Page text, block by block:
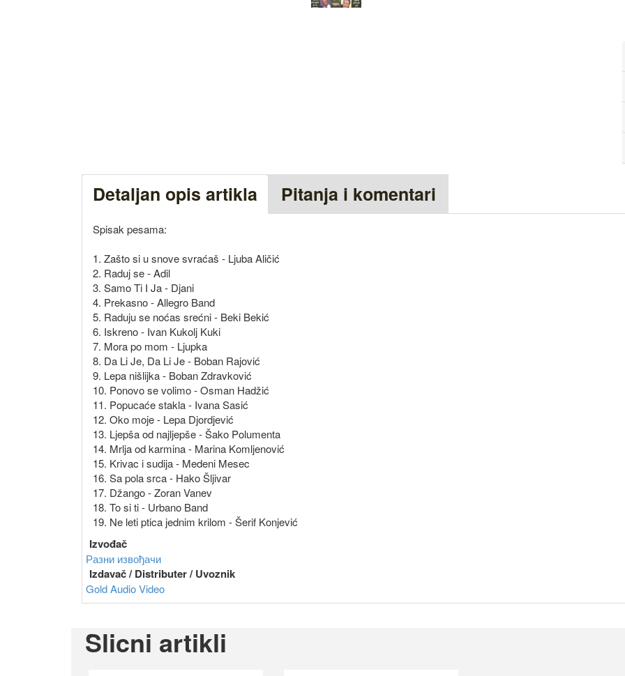
Detaljan opis artikla Pitanja i komentari
Spisak pesama:
1. Zašto si u snove svraćaš - Ljuba Aličić
2. Raduj se - Adil
3. Samo Ti I Ja - Djani
4. Prekasno - Allegro Band
5. Raduju se noćas srećni - Beki Bekić
6. Iskreno - Ivan Kukolj Kuki
7. Mora po mom - Ljupka
8. Da Li Je, Da Li Je - Boban Rajović
9. Lepa nišlijka - Boban Zdravković
10. Ponovo se volimo - Osman Hadžić
11. Popucaće stakla - Ivana Sasić
12. Oko moje - Lepa Djordjević
13. Ljepša od najljepše - Šako Polumenta
14. Mrlja od karmina - Marina Komljenović
15. Krivac i sudija - Medeni Mesec
16. Sa pola srca - Hako Šljivar
17. Džango - Zoran Vanev
18. To si ti - Urbano Band
19. Ne leti ptica jednim krilom - Šerif Konjević
Izvođač
Разни извођачи
Izdavač / Distributer / Uvoznik
Gold Audio Video
Slicni artikli